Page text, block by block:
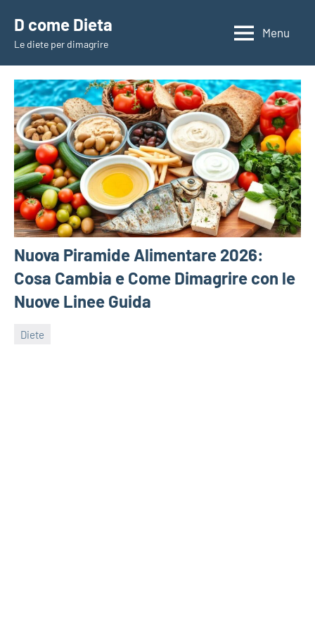
contenuto
D come Dieta
Le diete per dimagrire
Menu
Nuova Piramide Alimentare 2026:
Cosa Cambia e Come Dimagrire con le
Nuove Linee Guida
Diete